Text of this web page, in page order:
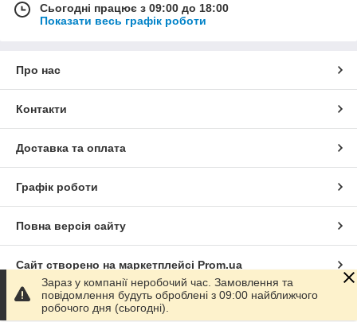
Сьогодні працює з 09:00 до 18:00
Показати весь графік роботи
Про нас
Контакти
Доставка та оплата
Графік роботи
Повна версія сайту
Сайт створено на маркетплейсі Prom.ua
Політика конфіденційності
Зараз у компанії неробочий час. Замовлення та
повідомлення будуть оброблені з 09:00 найближчого
робочого дня (сьогодні).